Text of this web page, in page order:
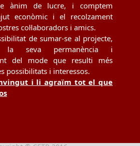
ànim de lucre, i comptem
econòmic i el recolzament
col·laboradors i amics.
de sumar-se al projecte,
la seva permanència i
del mode que resulti més
possibilitats i interessos.
i li agraïm tot el que